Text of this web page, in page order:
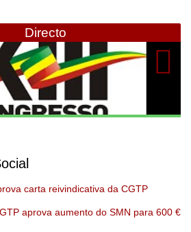
Directo
carta reivindicativa da CGTP
aprova aumento do SMN para 600 €